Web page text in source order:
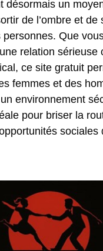
désormais un
de l’ombre et de
personnes. Que
relation sérieuse
ce site gratuit
femmes et des
environnement
pour briser la
sociales